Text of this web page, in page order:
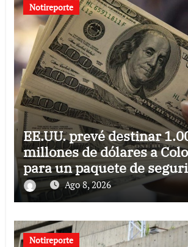
Notireporte
EE.UU. prevé destinar
millones de dólares a
para un paquete de
Ago 8, 2026
Notireporte